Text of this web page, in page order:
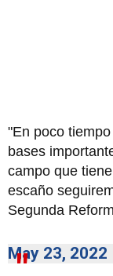
"En poco
bases
campo que
escaño
Segunda
May 23, 2022